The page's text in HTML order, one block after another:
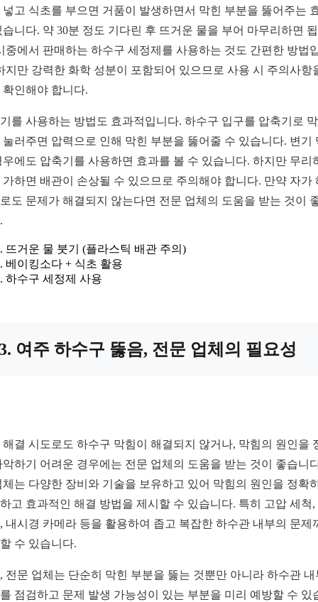
넣고 식초를 부으면 거품이 발생하면서 막힌 부분을 뚫어주는
습니다. 약 30분 정도 기다린 후 뜨거운 물을 부어 마무리하면
중에서 판매하는 하수구 세정제를 사용하는 것도 간편한 방법
지만 강력한 화학 성분이 포함되어 있으므로 사용 시 주의사항
확인해야 합니다.
를 사용하는 방법도 효과적입니다. 하수구 입구를 압축기로
눌러주면 압력으로 인해 막힌 부분을 뚫어줄 수 있습니다. 변기
우에도 압축기를 사용하면 효과를 볼 수 있습니다. 하지만 무리
가하면 배관이 손상될 수 있으므로 주의해야 합니다. 만약 자가
도 문제가 해결되지 않는다면 전문 업체의 도움을 받는 것이
뜨거운 물 붓기 (플라스틱 배관 주의)
베이킹소다 + 식초 활용
하수구 세정제 사용
여주 하수구 뚫음, 전문 업체의 필요성
해결 시도로도 하수구 막힘이 해결되지 않거나, 막힘의 원인을
악하기 어려운 경우에는 전문 업체의 도움을 받는 것이 좋습니
체는 다양한 장비와 기술을 보유하고 있어 막힘의 원인을 정확
고 효과적인 해결 방법을 제시할 수 있습니다. 특히 고압 세척,
내시경 카메라 등을 활용하여 좁고 복잡한 하수관 내부의 문제
수 있습니다.
전문 업체는 단순히 막힌 부분을 뚫는 것뿐만 아니라 하수관 내
점검하고 문제 발생 가능성이 있는 부분을 미리 예방할 수 있